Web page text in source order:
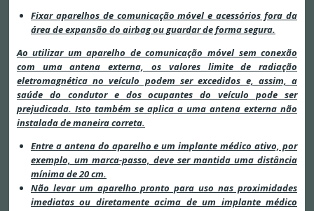
Fixar aparelhos de comunicação móvel e acessórios fora da
área de expansão do airbag ou guardar de forma segura.
Ao utilizar um aparelho de comunicação móvel sem conexão
com uma antena externa, os valores limite de radiação
eletromagnética no veículo podem ser excedidos e, assim, a
saúde do condutor e dos ocupantes do veículo pode ser
prejudicada. Isto também se aplica a uma antena externa não
instalada de maneira correta.
Entre a antena do aparelho e um implante médico ativo, por
exemplo, um marca-passo, deve ser mantida uma distância
mínima de 20 cm.
Não levar um aparelho pronto para uso nas proximidades
imediatas ou diretamente acima de um implante médico